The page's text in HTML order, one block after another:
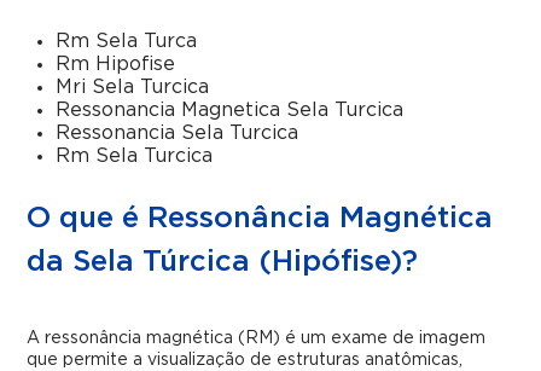
Rm Sela Turca
Rm Hipofise
Mri Sela Turcica
Ressonancia Magnetica Sela Turcica
Ressonancia Sela Turcica
Rm Sela Turcica
O que é Ressonância Magnética
da Sela Túrcica (Hipófise)?
A ressonância magnética (RM) é um exame de imagem
que permite a visualização de estruturas anatômicas,